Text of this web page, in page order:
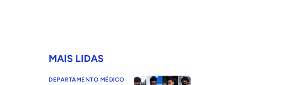
MAIS LIDAS
DEPARTAMENTO MÉDICO